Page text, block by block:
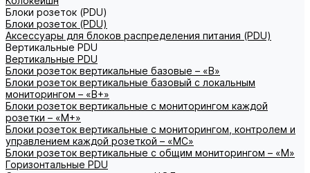
Блоки розеток (PDU)
Блоки розеток (PDU)
Аксессуары для блоков распределения питания (PDU)
Вертикальные PDU
Вертикальные PDU
Блоки розеток вертикальные базовые – «В»
Блоки розеток вертикальные базовый с локальным
мониторингом – «В+»
Блоки розеток вертикальные с мониторингом каждой
розетки – «М+»
Блоки розеток вертикальные с мониторингом, контролем и
управлением каждой розеткой – «МС»
Блоки розеток вертикальные с общим мониторингом – «М»
Горизонтальные PDU